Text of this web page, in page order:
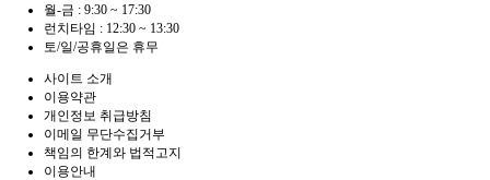
월-금 : 9:30 ~ 17:30
런치타임 : 12:30 ~ 13:30
토/일/공휴일은 휴무
사이트 소개
이용약관
개인정보 취급방침
이메일 무단수집거부
책임의 한계와 법적고지
이용안내